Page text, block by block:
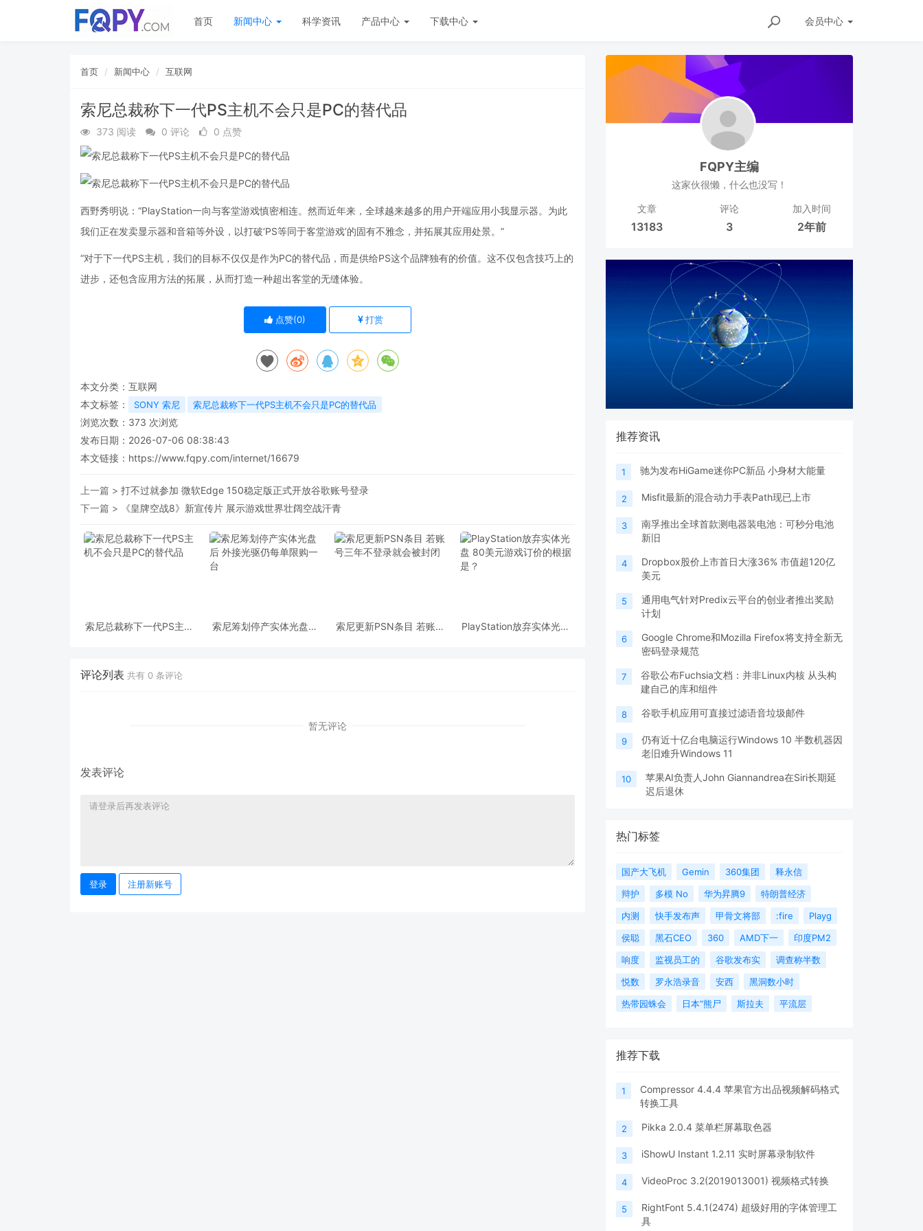
会员中心
首页 新闻中心 科学资讯 产品中心 下载中心
首页 新闻中心 互联网
索尼总裁称下一代PS主机不会只是PC的替代品
373 阅读 0 评论 0 点赞
西野秀明说：“PlayStation一向与客堂游戏慎密相连。然而近年来，全球越来越多的用户开端应用小我显示器。为此
我们正在发卖显示器和音箱等外设，以打破‘PS等同于客堂游戏’的固有不雅念，并拓展其应用处景。”
“对于下一代PS主机，我们的目标不仅仅是作为PC的替代品，而是供给PS这个品牌独有的价值。这不仅包含技巧上的
进步，还包含应用方法的拓展，从而打造一种超出客堂的无缝体验。
点赞(0) 打赏
本文分类： 互联网
本文标签：
SONY 索尼 索尼总裁称下一代PS主机不会只是PC的替代品
浏览次数： 373 次浏览
发布日期：2026-07-06 08:38:43
本文链接： https://www.fqpy.com/internet/16679
上一篇 > 打不过就参加 微软Edge 150稳定版正式开放谷歌账号登录
下一篇 >
《皇牌空战8》新宣传片 展示游戏世界壮阔空战汗青
索尼总裁称下一代PS主机
索尼筹划停产实体光盘后
索尼更新PSN条目 若账号
PlayStation放弃实体光盘
评论列表 共有 0 条评论
暂无评论
发表评论
登录 注册新账号
FQPY主编
这家伙很懒，什么也没写！
文章
13183
评论
3
加入时间
2年前
推荐资讯
1 驰为发布HiGame迷你PC新品 小身材大能量
2 Misfit最新的混合动力手表Path现已上市
3
南孚推出全球首款测电器装电池：可秒分电池
新旧
4
Dropbox股价上市首日大涨36% 市值超120亿
美元
5
通用电气针对Predix云平台的创业者推出奖励
计划
6
Google Chrome和Mozilla Firefox将支持全新无
密码登录规范
7
谷歌公布Fuchsia文档：并非Linux内核 从头构
建自己的库和组件
8 谷歌手机应用可直接过滤语音垃圾邮件
9
仍有近十亿台电脑运行Windows 10 半数机器因
老旧难升Windows 11
10
苹果AI负责人John Giannandrea在Siri长期延
迟后退休
热门标签
国产大飞机 Gemin 360集团
释永信
辩护
多模 No 华为昇腾9
特朗普经济
内测
快手发布声 甲骨文将部 :fire
Playg
侯聪
黑石CEO 360 AMD下一
印度PM2
响度
监视员工的 谷歌发布实
调查称半数
悦数
罗永浩录音 安西
黑洞数小时
热带园蛛会
日本“熊尸 斯拉夫 平流层
推荐下载
1
Compressor 4.4.4 苹果官方出品视频解码格式
转换工具
2 Pikka 2.0.4 菜单栏屏幕取色器
3 iShowU Instant 1.2.11 实时屏幕录制软件
4 VideoProc 3.2(2019013001) 视频格式转换
5
RightFont 5.4.1(2474) 超级好用的字体管理工
具